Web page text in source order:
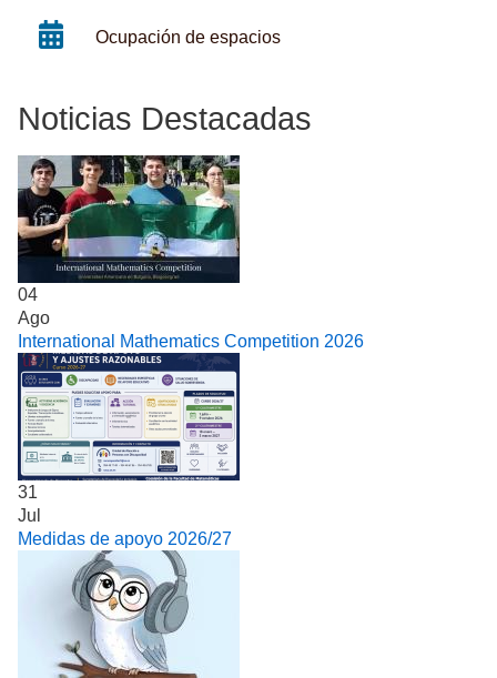
Ocupación de espacios
Noticias Destacadas
04
Ago
International Mathematics Competition 2026
31
Jul
Medidas de apoyo 2026/27